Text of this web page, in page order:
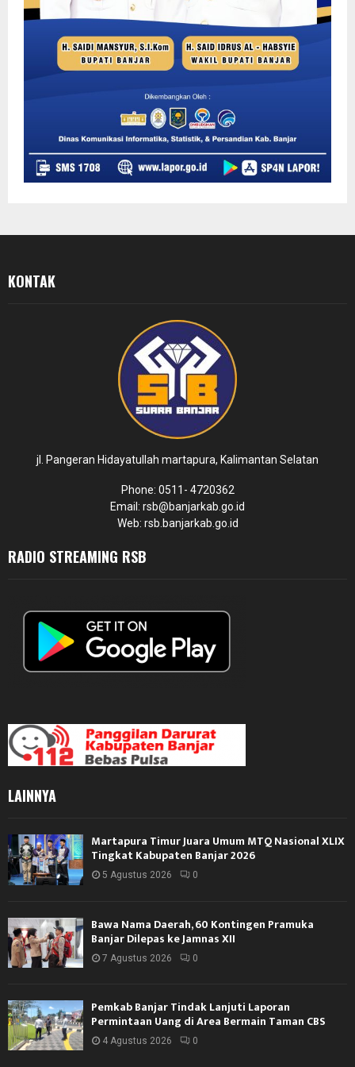
KONTAK
jl. Pangeran Hidayatullah martapura, Kalimantan Selatan
Phone: 0511- 4720362
Email: rsb@banjarkab.go.id
Web: rsb.banjarkab.go.id
RADIO STREAMING RSB
LAINNYA
Martapura Timur Juara Umum MTQ Nasional XLIX
Tingkat Kabupaten Banjar 2026
5 Agustus 2026 0
Bawa Nama Daerah, 60 Kontingen Pramuka
Banjar Dilepas ke Jamnas XII
7 Agustus 2026 0
Pemkab Banjar Tindak Lanjuti Laporan
Permintaan Uang di Area Bermain Taman CBS
4 Agustus 2026 0